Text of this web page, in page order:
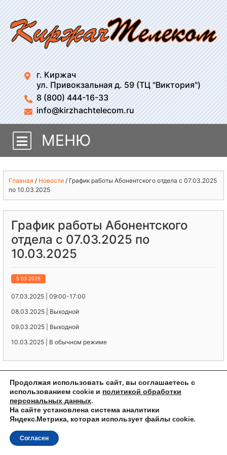
г. Киржач
ул. Привокзальная д. 59 (ТЦ "Виктория")
8 (800) 444-16-33
info@kirzhachtelecom.ru
МЕНЮ
Главная / Новости / График работы Абонентского отдела с 07.03.2025
по 10.03.2025
График работы Абонентского
отдела с 07.03.2025 по
10.03.2025
5 03 2025
07.03.2025 | 09:00-17:00
08.03.2025 | Выходной
09.03.2025 | Выходной
10.03.2025 | В обычном режиме
Продолжая использовать сайт, вы соглашаетесь с
использованием cookie и политикой обработки
персональных данных.
На сайте установлена система аналитики
Яндекс.Метрика, которая использует файлы cookie.
Согласен
© 2023 ООО "КиржачТелеком"